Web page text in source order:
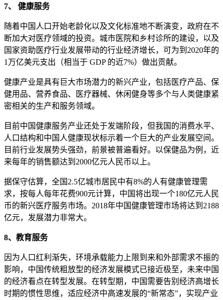
7、 健康服务
随着中国人口开始老龄化以及文化标准地不断演变，政府在不
断加大对医疗领域的投资。城市医院和乡村诊所的建设，以及
国家资助医疗行业发展带动的行业经济增长，可为到2020年的
1万亿美元支出（相当于 GDP 的近7%）做出贡献。
健康产业是具有巨大市场潜力的新兴产业，包括医疗产品、保
健用品、营养食品、医疗器械、休闲健身等多个与人类健康紧
密相关的生产和服务领域。
目前中国健康服务产业还处于发端阶段，但我国的消费水平、
人口结构和中国人健康现状标示着一个巨大的产业发展空间。
目前行业发展势头强劲，前景被普遍看好。以保健品为例，近
来每年的销售额达到2000亿元人民币以上。
据保守估算，全国2.5亿城市居民中有8%的人有健康管理需
求，按每人每年花费900元计算，中国将出现一个180亿元人民
币的新兴医疗服务市场。2018年中国健康管理市场将达到2188
亿元，发展潜力非常大。
8、教育服务
因为人口红利渐失，环境承载能力上限到来和外部需求不振的
影响，中国传统粗放型的经济发展模式已接近极至，未来中国
的经济看点在转型发展。在转型期，中国需要告别经济高增长
时期的惯性思维，适应经济中高速发展的“新常态”，实现产业